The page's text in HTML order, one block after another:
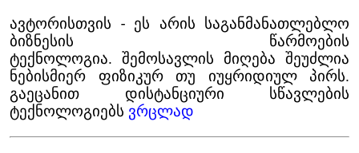
ავტორისთვის - ეს არის საგანმანათლებლო
ბიზნესის წარმოების
ტექნოლოგია. შემოსავლის მიღება შეუძლია
ნებისმიერ ფიზიკურ თუ იუყრიდიულ პირს.
გაეცანით დისტანციური სწავლების
ტექნოლოგიებს ვრცლად